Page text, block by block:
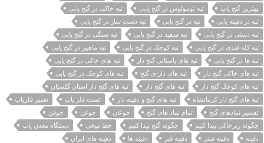
بهترین گنج یاب
تپه تومولوس در گنج یابی
تپه خاکی در گنج یابی
تپه در دفینه یابی
تپه در گنج یابی
تپه دست ساز در گنج یابی
تپه دستی در گنج یابی
تپه سفید در گنج یابی
تپه سنگی در گنج یابی
تپه کله قندی در گنج یابی
تپه کوچک در گنج یابی
تپه ماهور در گنج یابی
تپه ها در گنج یابی
تپه های باستانی گنج دار
تپه های خاکی در گنج یابی
تپه های خاکی گنج دار
تپه های دارای گنج
تپه های کوچک در گنج یابی
تپه های کوچک گنج دار
تپه های گنج دار
تپه های گنج دار استان گلستان
تپه های گنج دار کرمانشاه
تپه های گنج و دفینه دار تست فلز یاب
تعمیر فلزیاب
تفسیر نمادهای گنج
تمام نماد های گنج جوغان جوغن
جوقن
چگونه زیرخاکی پیدا کنیم
چگونه گنج پیدا کنیم خط میخی
دستگاه معدن یاب
دفينه
دفینه شتر دفینه قبر دفینه ها
دفینه های ایران